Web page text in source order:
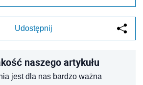
Udostępnij
naszego artykułu
jest dla nas bardzo ważna